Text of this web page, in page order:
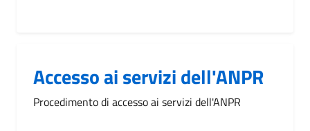
Accesso ai servizi dell'ANPR
Procedimento di accesso ai servizi dell'ANPR